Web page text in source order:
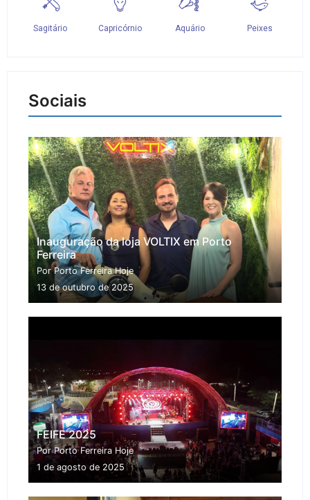
Sociais
Inauguração da loja VOLTIX em Porto
Ferreira
Por Porto Ferreira Hoje
13 de outubro de 2025
FEIFE 2025
Por Porto Ferreira Hoje
1 de agosto de 2025